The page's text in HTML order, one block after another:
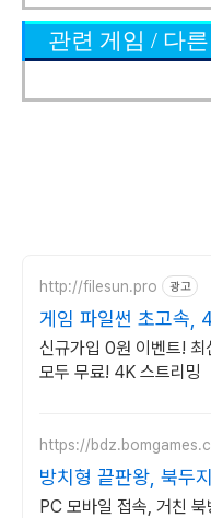
관련 게임 / 다
http://filesun.pro 광고
게임 파일썬 초고속,
신규가입 0원 이벤트! 최
모두 무료! 4K 스트리밍
https://
방치형 끝판왕, 북두
PC 모바일 접속, 거친 북